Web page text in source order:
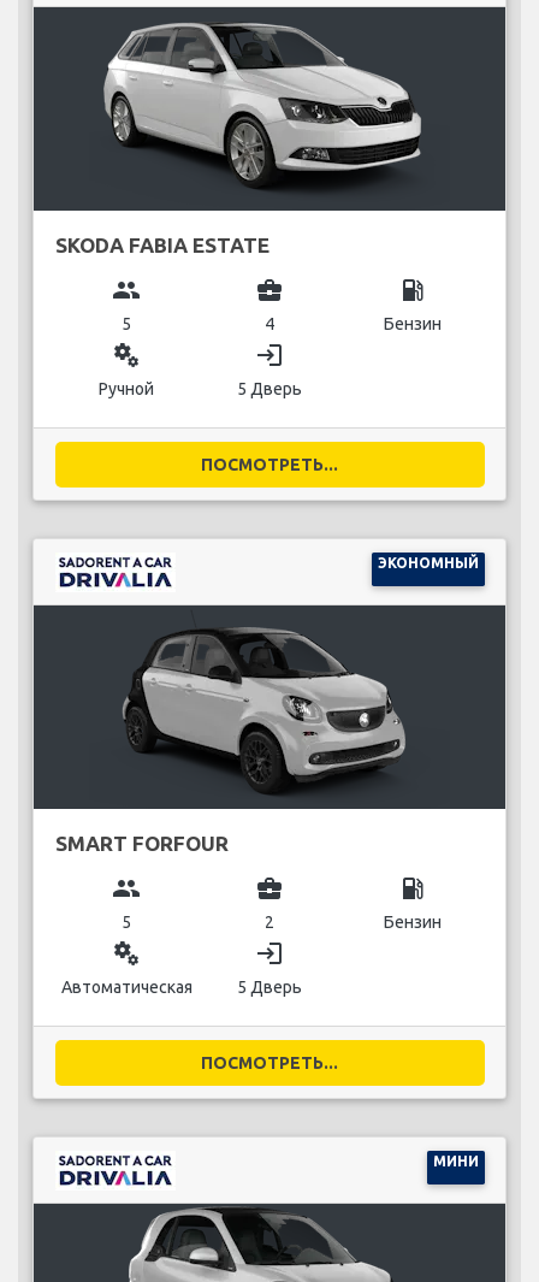
SKODA FABIA ESTATE
group
5
business_center
4
local_gas_station
Бензин
miscellaneous_services
Ручной
login
5 Дверь
ПОСМОТРЕТЬ...
ЭКОНОМНЫЙ
SMART FORFOUR
group
5
business_center
2
local_gas_station
Бензин
miscellaneous_services
Автоматическая
login
5 Дверь
ПОСМОТРЕТЬ...
МИНИ